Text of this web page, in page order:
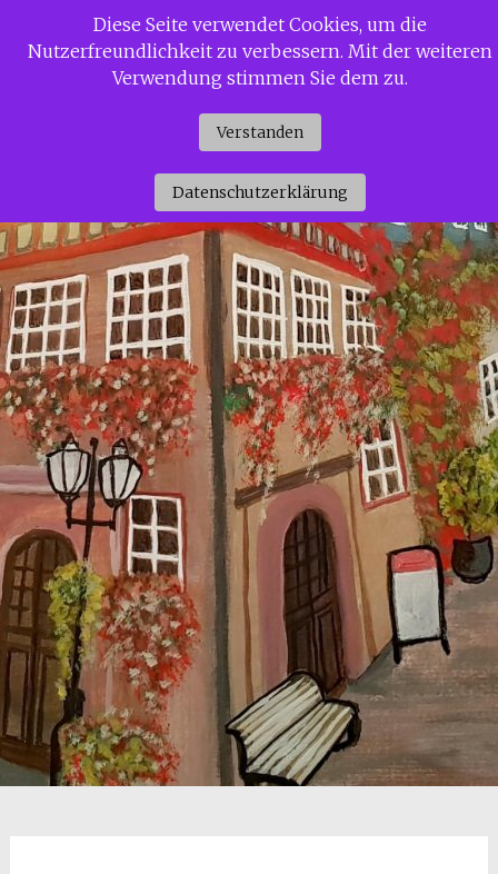
InhaltSiggi Gerdaus Welt
Diese Seite verwendet Cookies, um die
Nutzerfreundlichkeit zu verbessern. Mit der weiteren
Verwendung stimmen Sie dem zu.
Verstanden
Datenschutzerklärung